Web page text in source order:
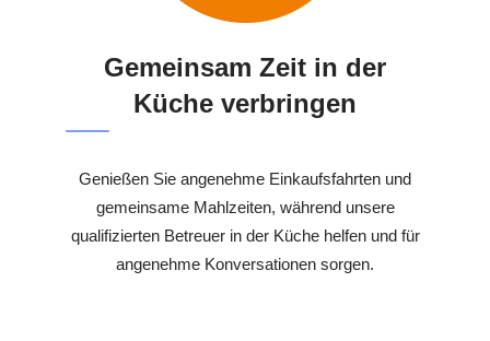
Gemeinsam Zeit in der
Küche verbringen
Genießen Sie angenehme Einkaufsfahrten und
gemeinsame Mahlzeiten, während unsere
qualifizierten Betreuer in der Küche helfen und für
angenehme Konversationen sorgen.